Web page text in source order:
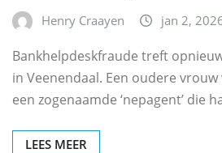
Henry Craayen jan 2,
Bankhelpdeskfraude treft
in Veenendaal. Een oudere
een zogenaamde ‘nepagent’ die
LEES MEER